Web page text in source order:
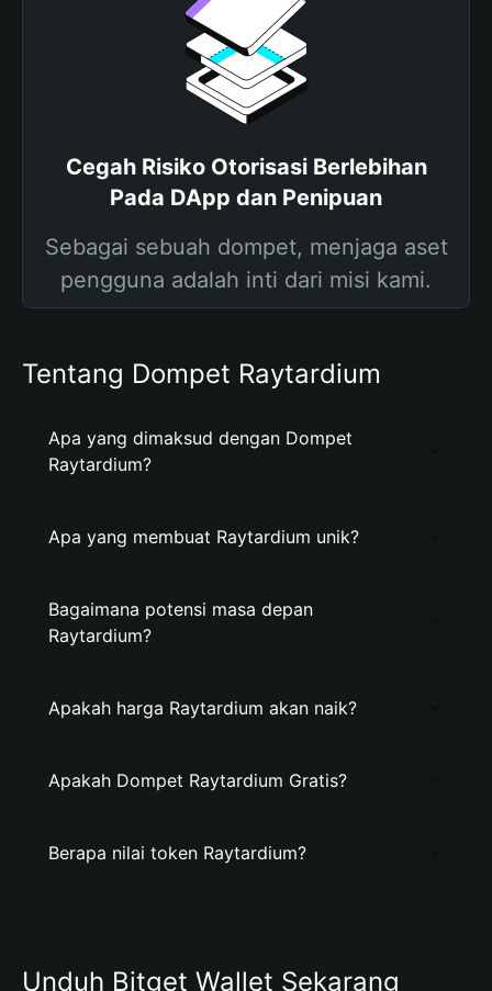
Cegah Risiko Otorisasi Berlebihan
Pada DApp dan Penipuan
Sebagai sebuah dompet, menjaga aset
pengguna adalah inti dari misi kami.
Tentang Dompet Raytardium
Apa yang dimaksud dengan Dompet
Raytardium?
Apa yang membuat Raytardium unik?
Bagaimana potensi masa depan
Raytardium?
Apakah harga Raytardium akan naik?
Apakah Dompet Raytardium Gratis?
Berapa nilai token Raytardium?
Unduh Bitget Wallet Sekarang